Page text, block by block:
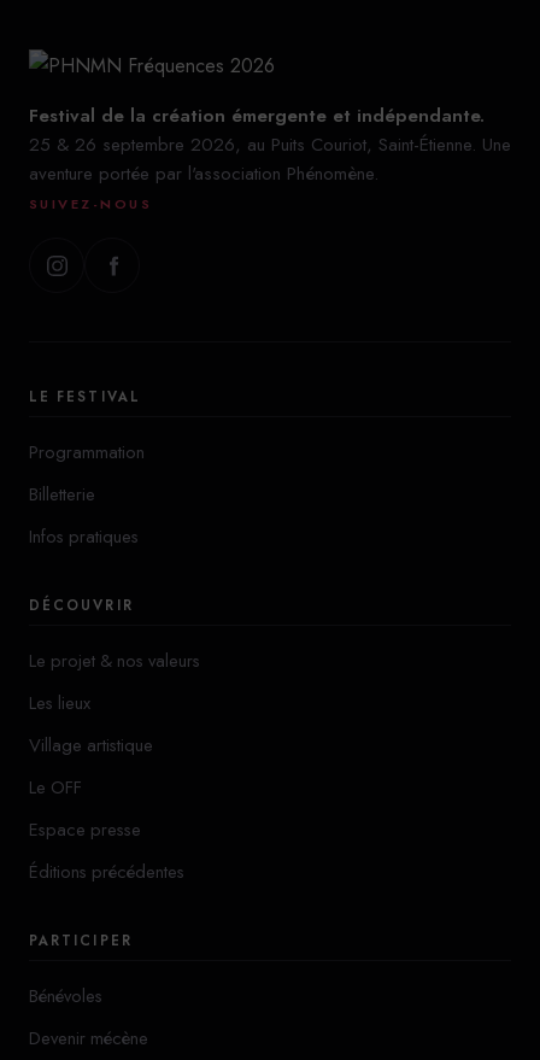
Festival de la création émergente et indépendante.
25 & 26 septembre 2026, au Puits Couriot, Saint-Étienne. Une
aventure portée par l'association Phénomène.
SUIVEZ-NOUS
LE FESTIVAL
Programmation
Billetterie
Infos pratiques
DÉCOUVRIR
Le projet & nos valeurs
Les lieux
Village artistique
Le OFF
Espace presse
Éditions précédentes
PARTICIPER
Bénévoles
Devenir mécène